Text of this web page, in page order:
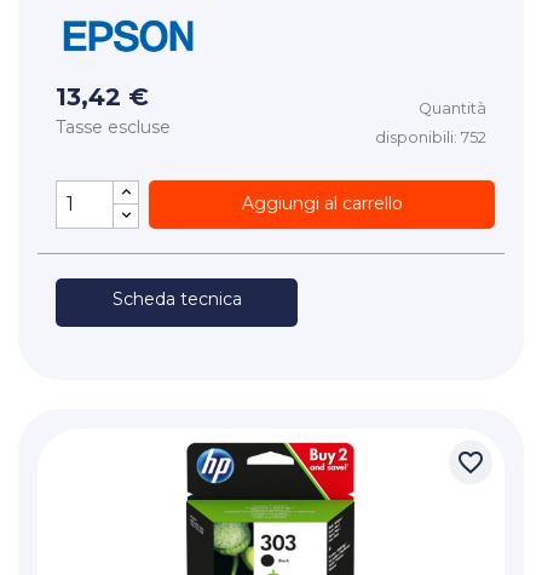
13,42 €
Tasse escluse
Quantità
disponibili: 752
Aggiungi al carrello
Scheda tecnica
favorite_border